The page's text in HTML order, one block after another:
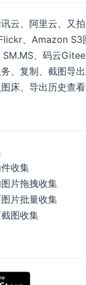
云、阿里云、又
、Amazon S3
、码云
、复制、截图导
床、导出历史查
收集
片拖拽收集
片批量收集
图收集